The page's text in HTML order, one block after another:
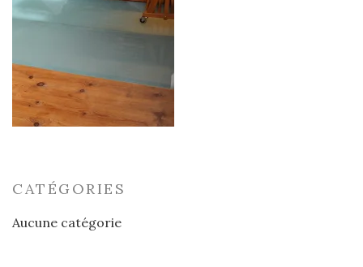
CATÉGORIES
Aucune catégorie